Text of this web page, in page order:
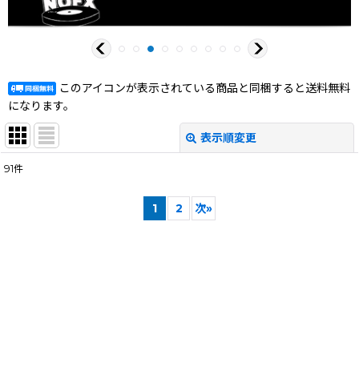
このアイコンが表示されている商品と同梱すると送料無料
になります。
表示順変更
91件
1 2 次»